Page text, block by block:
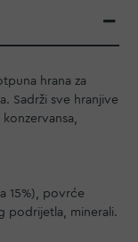
hrana za
Sadrži sve hranjive
15%), povrće
podrijetla, minerali.